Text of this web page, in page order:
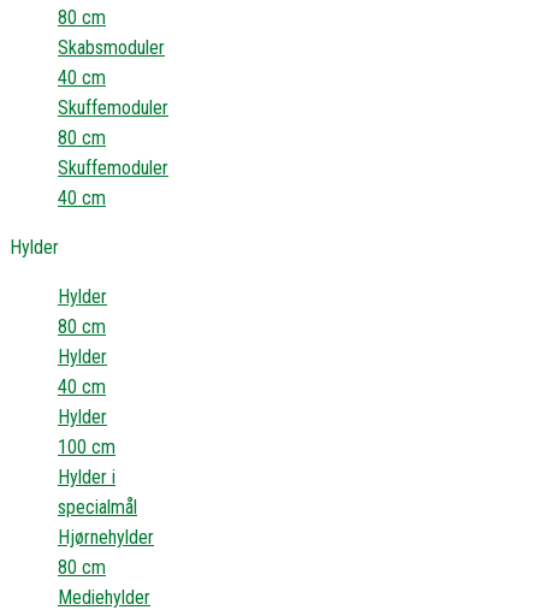
80 cm
Skabsmoduler
40 cm
Skuffemoduler
80 cm
Skuffemoduler
40 cm
Hylder
Hylder
80 cm
Hylder
40 cm
Hylder
100 cm
Hylder i
specialmål
Hjørnehylder
80 cm
Mediehylder